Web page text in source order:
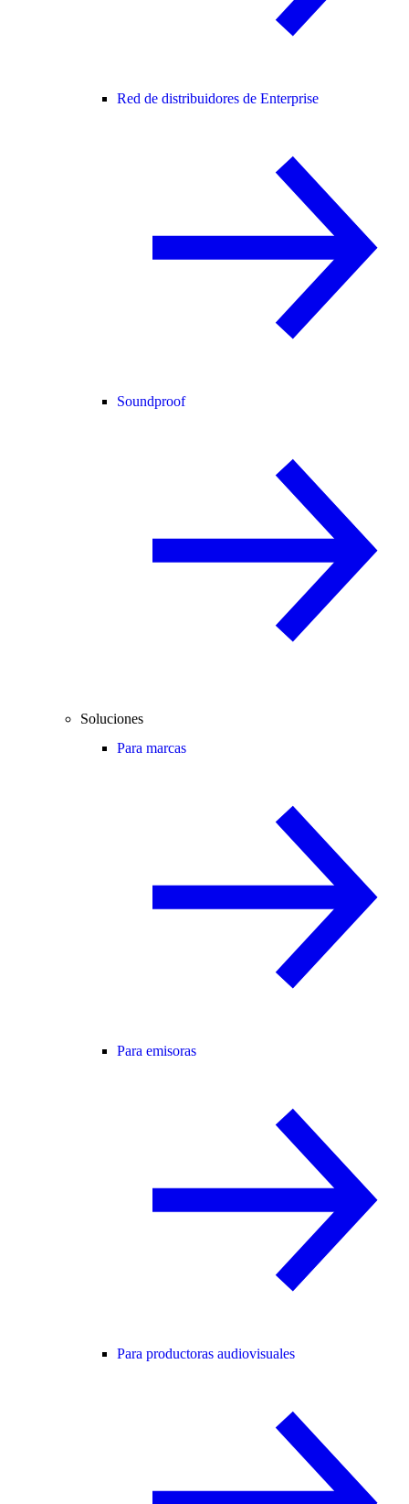
Red de distribuidores de Enterprise
Soundproof
Soluciones
Para marcas
Para emisoras
Para productoras audiovisuales